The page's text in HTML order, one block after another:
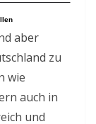
aber
zu
wie
auch in
und